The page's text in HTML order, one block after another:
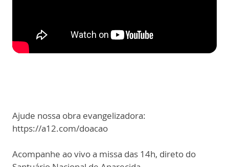
Ajude nossa obra evangelizadora:
https://a12.com/doacao
Acompanhe ao vivo a missa das 14h, direto do